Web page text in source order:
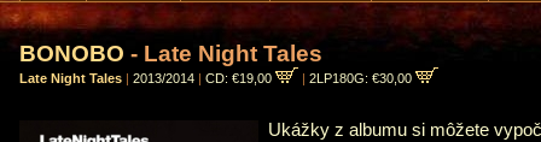
BONOBO - Late Night Tales
Late Night Tales | 2013/2014 | CD: €19,00 | 2LP180G: €30,00
Ukážky z albumu si môžete